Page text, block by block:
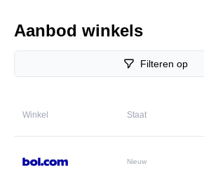
Aanbod winkels
Filteren op
Winkel Staat
Nieuw